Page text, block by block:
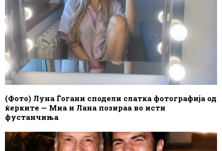
(Фото) Луна Ѓогани сподели слатка фотографија од
ќерките — Миа и Лана позираа во исти
фустанчиња